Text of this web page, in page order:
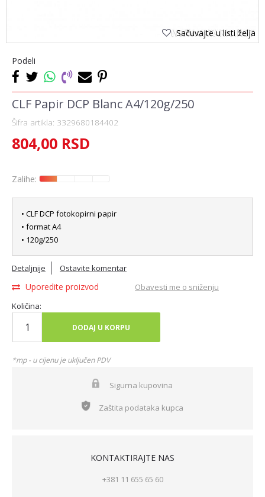
Sačuvajte u listi želja
Podeli
CLF Papir DCP Blanc A4/120g/250
Šifra artikla: 3329680184402
804,00 RSD
Zalihe:
• CLF DCP fotokopirni papir
• format A4
• 120g/250
Detaljnije Ostavite komentar
Uporedite proizvod
Obavesti me o sniženju
Količina:
DODAJ U KORPU
*mp - u cijenu je uključen PDV
Sigurna kupovina
Zaštita podataka kupca
KONTAKTIRAJTE NAS
+381 11 655 65 60